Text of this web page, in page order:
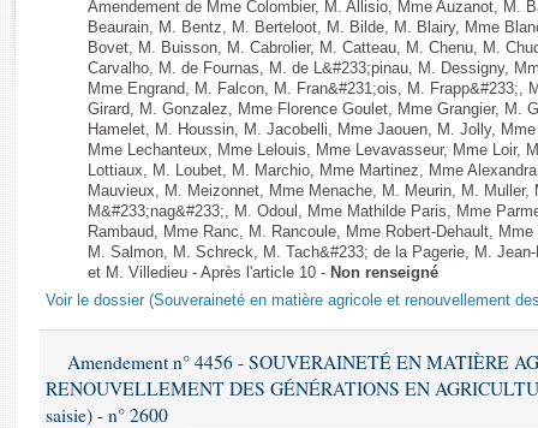
Rapports d'enquête
Rapports législatifs
Rapports sur l'application des lois
Baromètre de l’application des lois
Dossiers législatifs
Budget et sécurité sociale
Questions écrites et orales
Comptes rendus des débats
Amendement de Mme Colombier, M. Allisio, Mme Auzanot, M.
Beaurain, M. Bentz, M. Berteloot, M. Bilde, M. Blairy, Mme
Bovet, M. Buisson, M. Cabrolier, M. Catteau, M. Chenu, M.
Carvalho, M. de Fournas, M. de L&#233;pinau, M. Dessigny,
Mme Engrand, M. Falcon, M. Fran&#231;ois, M. Frapp&#233;,
Girard, M. Gonzalez, Mme Florence Goulet, Mme Grangier, M.
Hamelet, M. Houssin, M. Jacobelli, Mme Jaouen, M. Jolly,
Mme Lechanteux, Mme Lelouis, Mme Levavasseur, Mme Loir,
Lottiaux, M. Loubet, M. Marchio, Mme Martinez, Mme
Mauvieux, M. Meizonnet, Mme Menache, M. Meurin, M. Muller,
M&#233;nag&#233;, M. Odoul, Mme Mathilde Paris, Mme
Rambaud, Mme Ranc, M. Rancoule, Mme Robert-Dehault,
M. Salmon, M. Schreck, M. Tach&#233; de la Pagerie, M.
et M. Villedieu - Après l'article 10 - Non renseigné
Voir le dossier (Souveraineté en matière agricole et renouvellement
Amendement n° 4456 - SOUVERAINETÉ EN MATIÈRE
RENOUVELLEMENT DES GÉNÉRATIONS EN
saisie) - n° 2600